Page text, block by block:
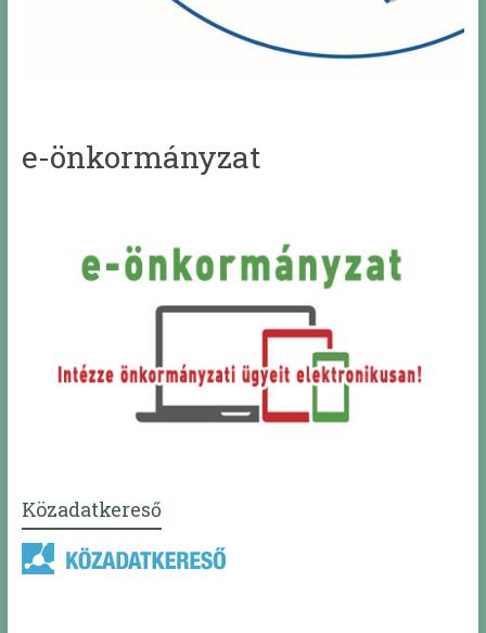
e-önkormányzat
Közadatkereső